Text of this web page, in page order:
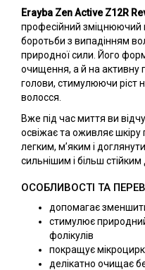
Erayba Zen Active Z12R
професійний
боротьби з випадінням
природної сили. Його
очищення, а й на активну
голови, стимулюючи ріст
волосся.
Вже під час миття ви
освіжає та оживляє шкіру
легким, м’яким і
сильнішим і більш
ОСОБЛИВОСТІ ТА
допомагає
стимулює природний
фолікулів
покращує
делікатно очищає